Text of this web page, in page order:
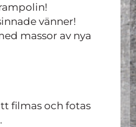
vänner!
massor av nya
filmas och fotas